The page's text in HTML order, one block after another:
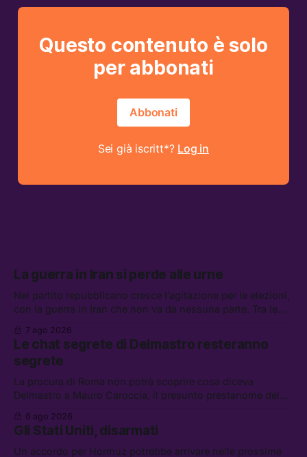
Questo contenuto è solo
per abbonati
Abbonati
Sei già iscritt*? Log in
La guerra in Iran si perde alle urne
Nel partito repubblicano cresce l’agitazione per le elezioni,
con la guerra in Iran che non va da nessuna parte. Tra le
lavoro, Schlein prova a mettere in sicurezza la coalizione, e
che cos’è lo “Spiralismo,” la religione degli agenti IA
7 ago 2026
Le chat segrete di Delmastro resteranno
segrete
La procura di Roma non potrà scoprire cosa diceva
Delmastro a Mauro Caroccia, il presunto prestanome del
attacchi in Libano, il governo chiederà 36 miliardi di
flessibilità in armi e energia, e Grokipedia è già stata
abbandonata
6 ago 2026
Gli Stati Uniti, disarmati
Un accordo per Hormuz potrebbe arrivare nelle prossime